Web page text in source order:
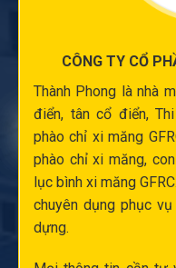
CÔNG TY CỔ
Thành Phong là nhà
điển, tân cổ điển,
phào chỉ xi măng
phào chỉ xi măng,
lục bình xi măng
chuyên dụng phục
dựng.